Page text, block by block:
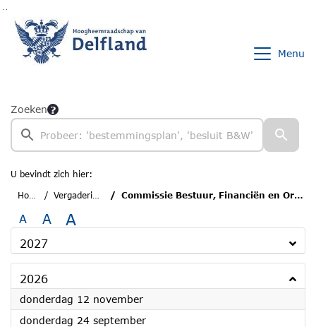
Menu
Zoeken
U bevindt zich hier:
Home
Vergaderingen Commissie Bestuur, Financiën en Organisatie
A A A
2027
2026
donderdag 12 november2026
donderdag 24 september2026